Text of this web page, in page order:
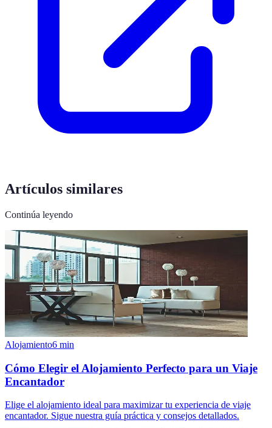
Artículos similares
Continúa leyendo
Alojamiento6 min
Cómo Elegir el Alojamiento Perfecto para un Viaje
Encantador
Elige el alojamiento ideal para maximizar tu experiencia de viaje
encantador. Sigue nuestra guía práctica y consejos detallados.